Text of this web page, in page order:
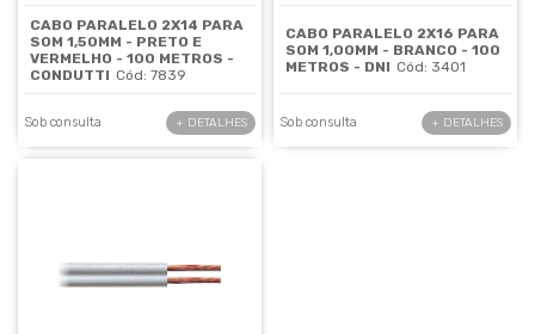
CABO PARALELO 2X14 PARA
SOM 1,50MM - PRETO E
VERMELHO - 100 METROS -
CONDUTTI Cód: 7839
Sob consulta + DETALHES
CABO PARALELO 2X16 PARA
SOM 1,00MM - BRANCO - 100
METROS - DNI Cód: 3401
Sob consulta + DETALHES